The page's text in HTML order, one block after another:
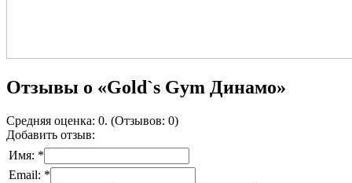
Отзывы о «Gold`s Gym Динамо»
Средняя оценка: 0. (Отзывов: 0)
Добавить отзыв:
Имя: *
Email: *